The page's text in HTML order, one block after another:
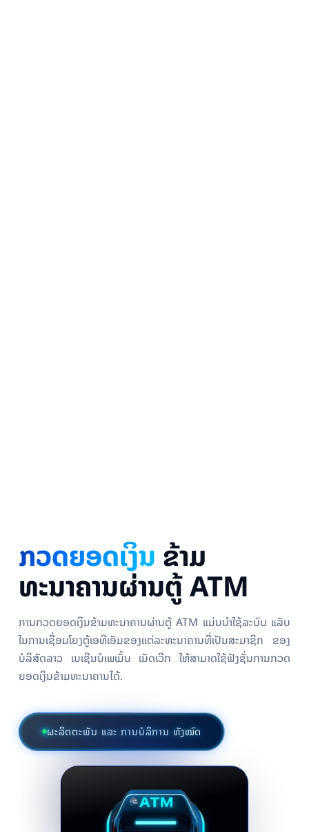
ກວດຍອດເງິນ ຂ້າມ
ທະນາຄານຜ່ານຕູ້ ATM
ການກວດຍອດເງິນຂ້າມທະນາຄານຜ່ານຕູ້ ATM ແມ່ນນຳໃຊ້ລະບົບ ແລັບ
ໃນການເຊື່ອມໂຍງຕູ້ເອທີເອັມຂອງແຕ່ລະທະນາຄານທີ່ເປັນສະມາຊິກ ຂອງ
ບໍລິສັດລາວ ເນເຊີນນໍເພເມັ້ນ ເນັດເວີກ ໃຫ້ສາມາດໃຊ້ຟັງຊັ່ນການກວດ
ຍອດເງິນຂ້າມທະນາຄານໄດ້.
ຜະລິດຕະພັນ ແລະ ການບໍລິການ ທັງໝົດ